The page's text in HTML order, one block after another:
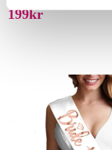
199Kr